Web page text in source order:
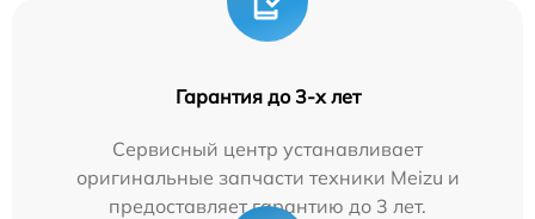
Гарантия до 3-х лет
Сервисный центр устанавливает
оригинальные запчасти техники Meizu и
предоставляет гарантию до 3 лет.